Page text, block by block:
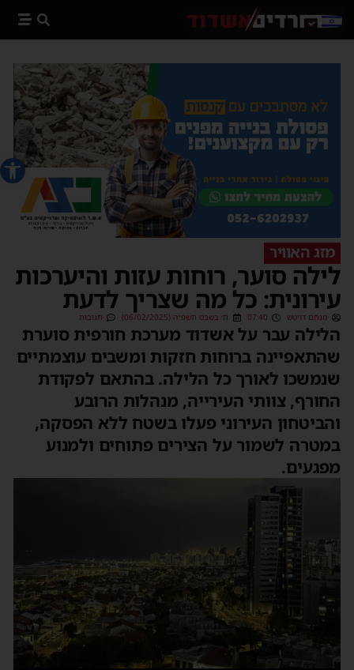
פתח
מזג האוויר
לילה סוער, רוחות עזות והיערכות
עירונית: כל מה שצריך לדעת
מנחם דויטש 07:40 ח׳ בשבט תשפ״ה (06/02/2025) תגובות
הלילה עבר על אשדוד מערכת חורפית סוערת
שהתאפיינה ברוחות חזקות ומשבים עוצמתיים
שנמשכו לאורך כל הלילה. בהתאם לפקודת
החורף, צוותי העירייה, מנהלות הרובע
והביטחון העירוני פעלו בשטח ללא הפסקה,
במטרה לשמור על הצירים פתוחים ולמנוע
מפגעים.